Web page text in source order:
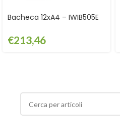
Bacheca 12xA4 – IWIB505E
€213,46